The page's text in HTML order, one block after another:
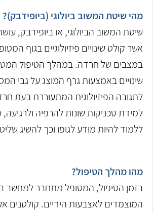
מהי שיטת המשוב ביולוגי (ביופידבק)?
שיטת המשוב הביולוגי, או ביופידבק,
אשר קולט שינויים פיזיולוגיים בגוף
במצבים של חרדה. במהלך הטיפול
שינויים באמצעות גרף המוצג על גבי
לתגובה הפיזיולוגית המתעוררת בעת
למידת טכניקות שונות להרפיה
ללמוד להיות מודע לגופו וכך להשיג
מהו מהלך הטיפול?
בזמן הטיפול, המטופל מתחבר למחשב
המוצמדים לאצבעות הידיים. קולטנים